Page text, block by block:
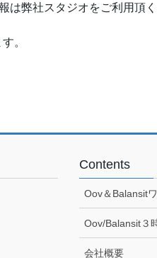
は弊社スタジオをご利用頂
。
Contents
Oov＆Balansit
Oov/Balansit３
会社概要